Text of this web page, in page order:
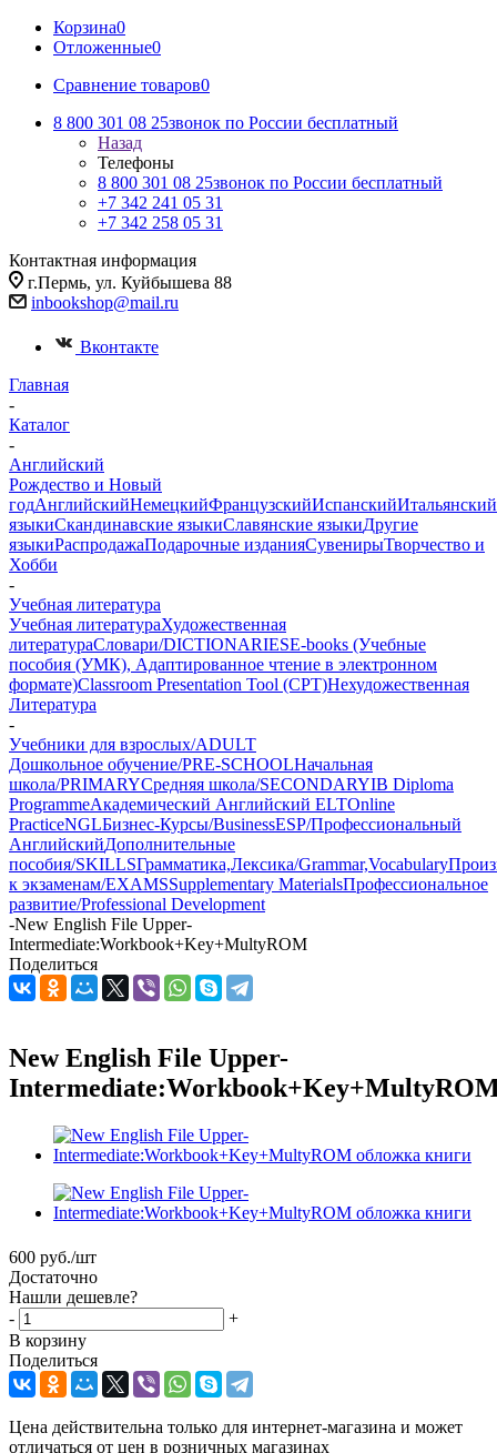
Корзина0
Отложенные0
Сравнение товаров0
8 800 301 08 25звонок по России бесплатный
Назад
Телефоны
8 800 301 08 25звонок по России бесплатный
+7 342 241 05 31
+7 342 258 05 31
Контактная информация
г.Пермь, ул. Куйбышева 88
inbookshop@mail.ru
Вконтакте
Главная
-
Каталог
-
Английский
Рождество и Новый
годАнглийскийНемецкийФранцузскийИспанскийИтальянский
языкиСкандинавские языкиСлавянские языкиДругие
языкиРаспродажаПодарочные изданияСувенирыТворчество и
Хобби
-
Учебная литература
Учебная литератураХудожественная
литератураСловари/DICTIONARIESE-books (Учебные
пособия (УМК), Адаптированное чтение в электронном
формате)Classroom Presentation Tool (CPT)Нехудожественная
Литература
-
Учебники для взрослых/ADULT
Дошкольное обучение/PRE-SCHOOLНачальная
школа/PRIMARYСредняя школа/SECONDARYIB Diploma
ProgrammeАкадемический Английский ELTOnline
PracticeNGLБизнес-Курсы/BusinessESP/Профессиональный
АнглийскийДополнительные
пособия/SKILLSГрамматика,Лексика/Grammar,Vocabulary
к экзаменам/EXAMSSupplementary MaterialsПрофессиональное
развитие/Professional Development
-New English File Upper-
Intermediate:Workbook+Key+MultyROM
Поделиться
New English File Upper-
600 руб./шт
Достаточно
Нашли дешевле?
-
+
В корзину
Поделиться
Цена действительна только для интернет-магазина и может
отличаться от цен в розничных магазинах